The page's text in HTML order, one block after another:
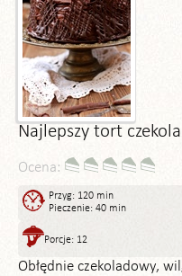
Najlepszy tort
Ocena:
Przyg: 120 min
Pieczenie: 40 min
Porcje: 12
Obłędnie czekoladowy,